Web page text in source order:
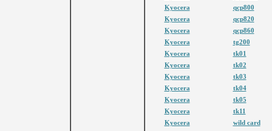
Kyocera
qcp800
Kyocera
qcp820
Kyocera
qcp860
Kyocera
tg200
Kyocera
tk01
Kyocera
tk02
Kyocera
tk03
Kyocera
tk04
Kyocera
tk05
Kyocera
tk11
Kyocera
wild card